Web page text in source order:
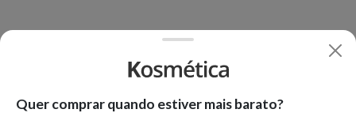
Quer comprar quando estiver mais barato?